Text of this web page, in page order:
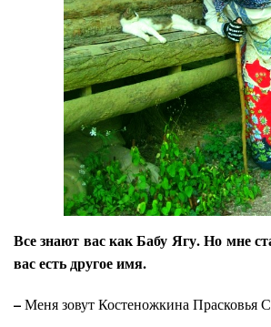
Все знают вас как Бабу Ягу. Но мне
вас есть другое имя.
–Меня зовут Костеножкина Прасковья